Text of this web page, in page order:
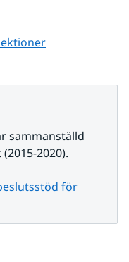
sammanställd
2020).
för